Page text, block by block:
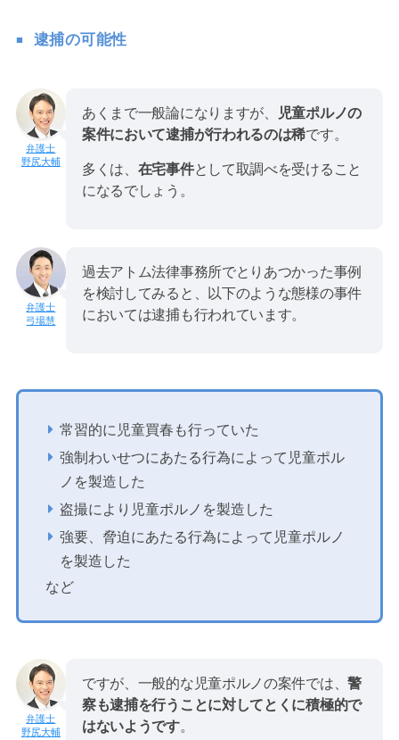
逮捕の可能性
野尻大輔
あくまで一般論になりますが、
児童ポルノの
案件において逮捕が行われるのは稀です。
多くは、 在宅事件として取調べを受けること
になるでしょう。
弓場慧
過去アトム法律事務所でとりあつかった事例
を検討してみると、以下のような態様の事件
においては逮捕も行われています。
常習的に児童買春も行っていた
強制わいせつにあたる行為によって児童ポル
ノを製造した
盗撮により児童ポルノを製造した
強要、脅迫にあたる行為によって児童ポルノ
を製造した
など
野尻大輔
ですが、一般的な児童ポルノの案件では、警
察も逮捕を行うことに対してとくに積極的で
はないようです。